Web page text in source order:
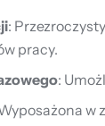
:
pracy.
:
w